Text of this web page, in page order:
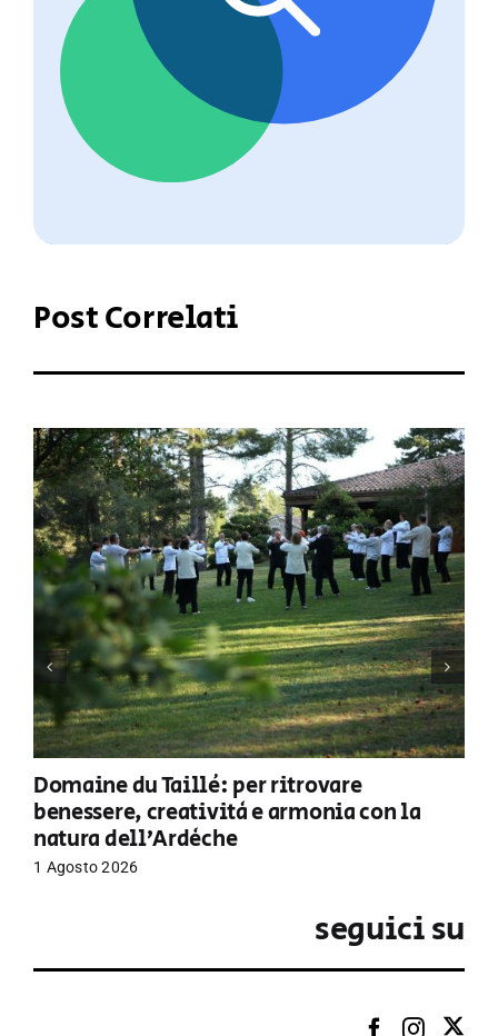
Post Correlati
Domaine du Taillé: per ritrovare
benessere, creatività e armonia con la
natura dell’Ardèche
1 Agosto 2026
seguici su